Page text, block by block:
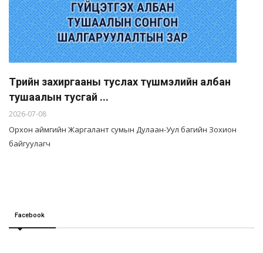
Төрийн захиргааны туслах түшмэлийн албан
тушаалын тусгай ...
2026-07-08
Орхон аймгийн Жаргалант сумын Дулаан-Уул багийн Зохион
байгуулагч
Facebook